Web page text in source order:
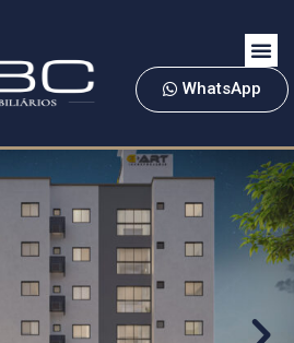
WhatsApp